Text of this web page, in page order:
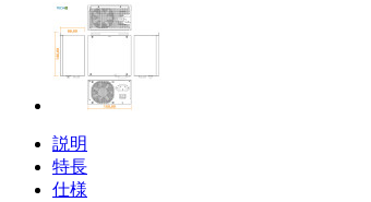
説明
特長
仕様